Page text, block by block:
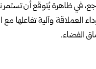
ظاهرة يُتوقع أن تستمر نحو 11
وآلية تفاعلها مع
الفضاء.